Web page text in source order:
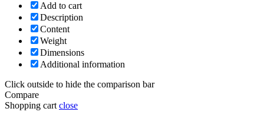
Add to cart
Description
Content
Weight
Dimensions
Additional information
Click outside to hide the comparison bar
Compare
Shopping cart close